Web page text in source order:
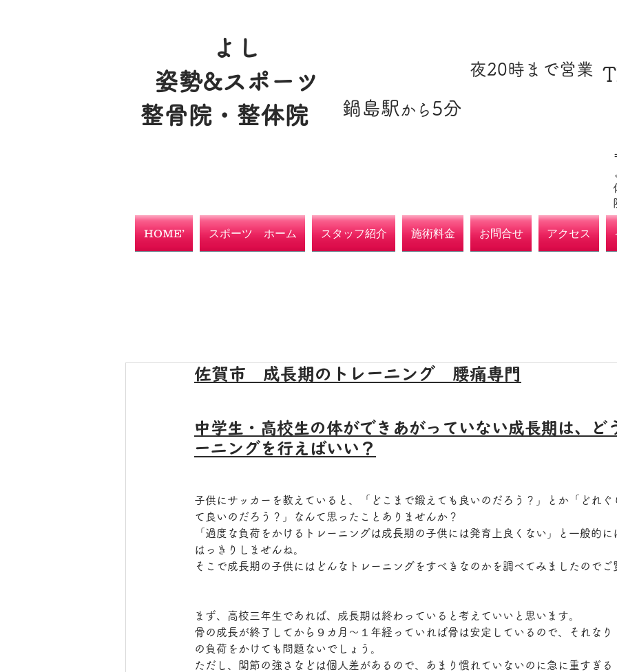
よし
姿勢&スポーツ
整骨院・整体院
​夜20時まで営業
​鍋島駅 から 5分
HOME’ スポーツ ホーム スタッフ紹介 施術料金 お問合せ アクセス
佐賀市 成長期のトレーニング 腰痛専門
中学生・高校生の体ができあがっていない成長期は、ど
ーニングを行えばいい？
子供にサッカーを教えていると、「どこまで鍛えても良いのだろう？」とか「どれぐ
て良いのだろう？」なんて思ったことありませんか？
「過度な負荷をかけるトレーニングは成長期の子供には発育上良くない」と一般的に
はっきりしませんね。
そこで成長期の子供にはどんなトレーニングをすべきなのかを調べてみましたのでご
まず、高校三年生であれば、成長期は終わっていると考えていいと思います。
骨の成長が終了してから９カ月～１年経っていれば骨は安定しているので、それなり
の負荷をかけても問題ないでしょう。
ただし、関節の強さなどは個人差があるので、あまり慣れていないのに急に重すぎる